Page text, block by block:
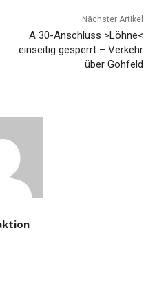
Nächster Artikel
A 30-Anschluss >Löhne<
einseitig gesperrt – Verkehr
über Gohfeld